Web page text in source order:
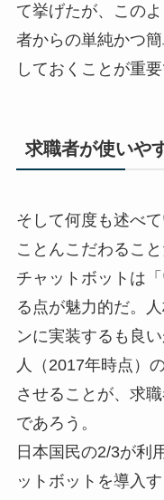
て挙げたが、この
者からの単純かつ
しておくことが重要
求職者が使いや
そして何度も述べ
ことんこだわること
チャットボットは
る点が魅力的だ。
ンに実装するも良
人（2017年時点）
させることが、求
であろう。
日本国民の2/3が利
ットボットを導入